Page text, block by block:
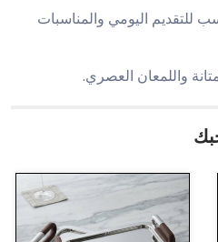
للتقديم اليومي والمناسبات
واللمعان العصري.